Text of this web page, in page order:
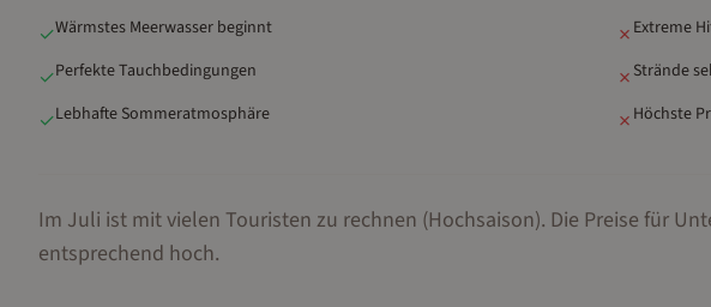
✓Wärmstes Meerwasser beginnt
✓Perfekte Tauchbedingungen
✓Lebhafte Sommeratmosphäre
✗ Extreme
✗ Strände
✗ Höchste
Im Juli ist mit vielen Touristen zu rechnen (Hochsaison). Die Preise für
entsprechend hoch.